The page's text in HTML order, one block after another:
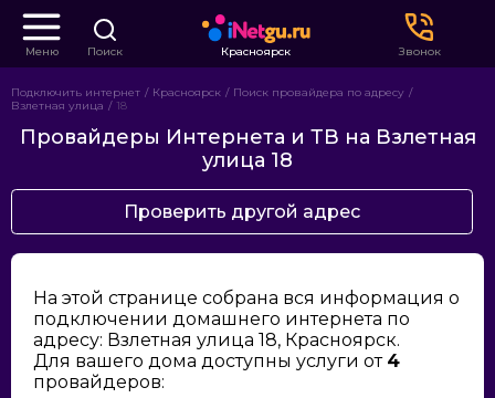
Меню Поиск Красноярск Звонок
Подключить интернет Красноярск
Поиск провайдера по адресу
Взлетная улица
18
Провайдеры Интернета и ТВ на Взлетная
улица 18
Проверить другой адрес
На этой странице собрана вся информация о
подключении домашнего интернета по
адресу: Взлетная улица 18, Красноярск.
Для вашего дома доступны услуги от 4
провайдеров: